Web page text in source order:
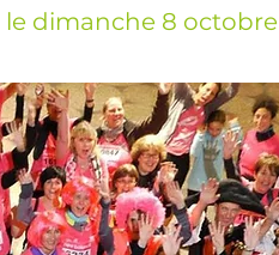
le dimanche 8 octobre